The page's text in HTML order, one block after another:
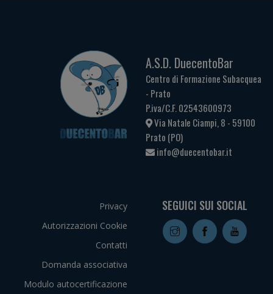
A.S.D. DuecentoBar
Centro di Formazione Subacquea
- Prato
P.iva/C.F. 02543600973
Via Natale Ciampi, 8 - 59100
Prato (PO)
info@duecentobar.it
Privacy
Autorizzazioni Cookie
Contatti
Domanda associativa
Modulo autocertificazione
SEGUICI SUI SOCIAL